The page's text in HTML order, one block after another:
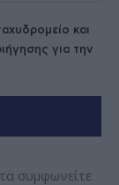
και
για την
συμφωνείτε